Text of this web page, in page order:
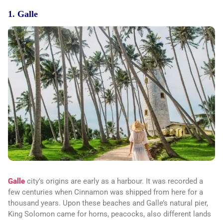
1. Galle
Galle city’s origins are early as a harbour. It was recorded a
few centuries when Cinnamon was shipped from here for a
thousand years. Upon these beaches and Galle’s natural pier,
King Solomon came for horns, peacocks, also different lands